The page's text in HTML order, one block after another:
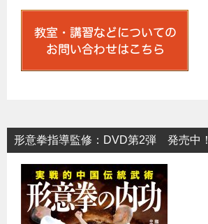
形意拳指導監修：DVD第2弾 発売中！